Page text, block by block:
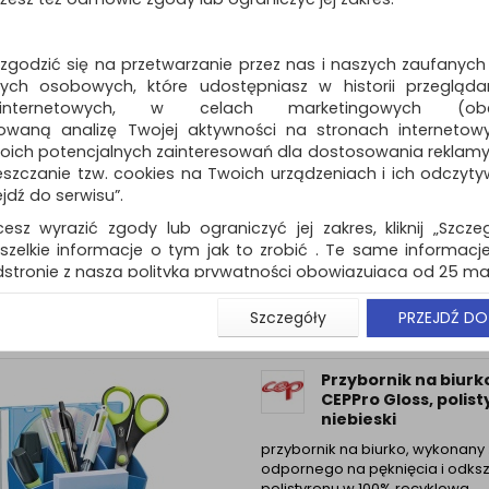
Przybornik na
CEPPro Gloss,
różowy
odpornego na pęknięcia i
polistyrenu w 100% recyklowa...
Dostępność: TEL.
Przybornik na
CEPPro Gloss,
niebieski
przybornik na biurko, wykonany
odpornego na pęknięcia i
się na przetwarzanie przez nas i naszych
osobowych, które udostępniasz w historii
w celach marketingowych
analizę Twojej aktywności na stronach
potencjalnych zainteresowań dla dostosowania
tzw. cookies na Twoich urządzeniach i ich
do serwisu”.
wyrazić zgody lub ograniczyć jej zakres, kliknij
informacje o tym jak to zrobić . Te same
z naszą polityką prywatności obowiązującą od 25
użytkowników zalogowanych, aby umożliwić
i związane z tym prawidłowe działanie naszej
np. wysłanie potwierdzenia zamówienia na
Państwu prawidłowych informacji o promocjach
ważna jest Państwa wcześniejsza zgoda której
zgoda jest dobrowolna i można ją w dowolnym
(rozwiń)
Szczegóły PRZEJDŹ